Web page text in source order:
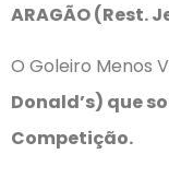
ARAGÃO (Rest.
O Goleiro Menos
Donald’s) que
Competição.